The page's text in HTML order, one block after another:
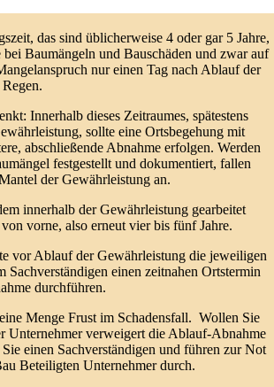
das sind üblicherweise 4 oder gar 5 Jahre,
Baumängeln und Bauschäden und zwar auf
nur einen Tag nach Ablauf der
Innerhalb dieses Zeitraumes, spätestens
sollte eine Ortsbegehung mit
abschließende Abnahme erfolgen. Werden
festgestellt und dokumentiert, fallen
der Gewährleistung an.
innerhalb der Gewährleistung gearbeitet
vorne, also erneut vier bis fünf Jahre.
vor Ablauf der Gewährleistung die jeweiligen
Sachverständigen einen zeitnahen Ortstermin
durchführen.
Menge Frust im Schadensfall. Wollen Sie
Unternehmer verweigert die Ablauf-Abnahme
einen Sachverständigen und führen zur Not
Beteiligten Unternehmer durch.